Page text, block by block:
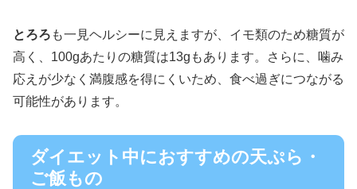
とろろ も一見ヘルシーに見えますが、イモ類のため糖質が
高く、100gあたりの糖質は13gもあります。さらに、噛み
応えが少なく満腹感を得にくいため、食べ過ぎにつながる
可能性があります。
ダイエット中におすすめの天ぷら・
ご飯もの